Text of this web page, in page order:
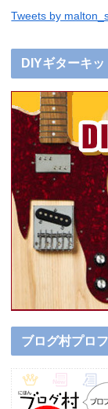
Tweets by
DIYギターキ
ブログ村プロ